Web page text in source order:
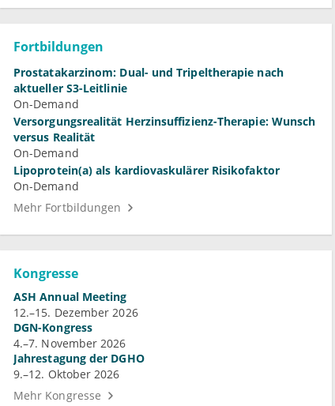
Fortbildungen
Prostatakarzinom: Dual- und Tripeltherapie nach
aktueller S3-Leitlinie
On-Demand
Versorgungsrealität Herzinsuffizienz-Therapie: Wunsch
versus Realität
On-Demand
Lipoprotein(a) als kardiovaskulärer Risikofaktor
On-Demand
Mehr Fortbildungen
Kongresse
ASH Annual Meeting
12.–15. Dezember 2026
DGN-Kongress
4.–7. November 2026
Jahrestagung der DGHO
9.–12. Oktober 2026
Mehr Kongresse